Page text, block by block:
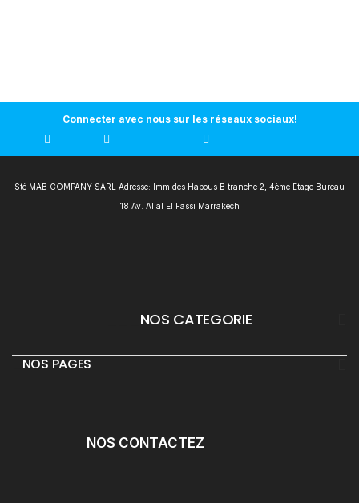
Connecter avec nous sur les réseaux sociaux!
Sté MAB COMPANY SARL Adresse: Imm des Habous B tranche 2, 4ème Etage Bureau
18 Av. Allal El Fassi Marrakech
NOS CATEGORIE
NOS PAGES
NOS CONTACTEZ